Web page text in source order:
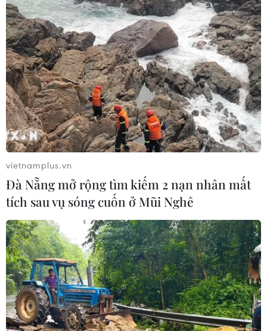
vietnamplus.vn
Đà Nẵng mở rộng tìm kiếm 2 nạn nhân mất
tích sau vụ sóng cuốn ở Mũi Nghê